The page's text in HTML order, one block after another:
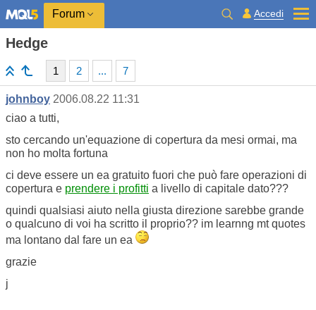
Forum Accedi
Hedge
1 2 ... 7
johnboy 2006.08.22 11:31
ciao a tutti,
sto cercando un'equazione di copertura da mesi ormai, ma
non ho molta fortuna
ci deve essere un ea gratuito fuori che può fare operazioni di
copertura e prendere i profitti a livello di capitale dato???
quindi qualsiasi aiuto nella giusta direzione sarebbe grande
o qualcuno di voi ha scritto il proprio?? im learnng mt quotes
ma lontano dal fare un ea
grazie
j